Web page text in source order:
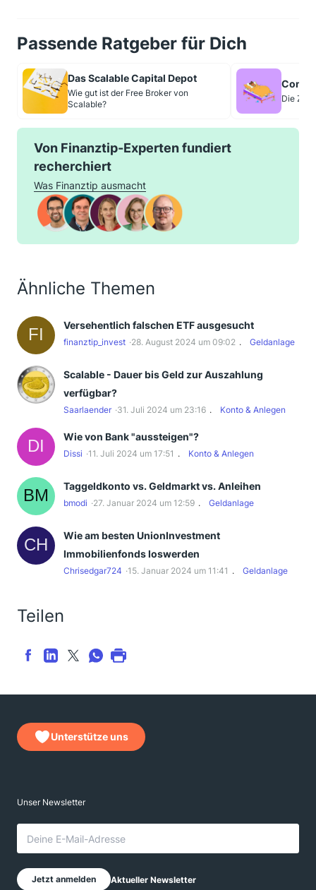
Passende Ratgeber für Dich
Das Scalable Capital Depot
Wie gut ist der Free Broker von
Scalable?
Die
Von Finanztip-Experten fundiert
recherchiert
Was Finanztip ausmacht
Ähnliche Themen
Versehentlich falschen ETF ausgesucht
finanztip_invest 28. August 2024 um 09:02 Geldanlage
Scalable - Dauer bis Geld zur Auszahlung
verfügbar?
Saarlaender 31. Juli 2024 um 23:16 Konto & Anlegen
Wie von Bank "aussteigen"?
Dissi 11. Juli 2024 um 17:51 Konto & Anlegen
Taggeldkonto vs. Geldmarkt vs. Anleihen
bmodi 27. Januar 2024 um 12:59 Geldanlage
Wie am besten UnionInvestment
Immobilienfonds loswerden
Chrisedgar724 15. Januar 2024 um 11:41 Geldanlage
Teilen
Unterstütze uns